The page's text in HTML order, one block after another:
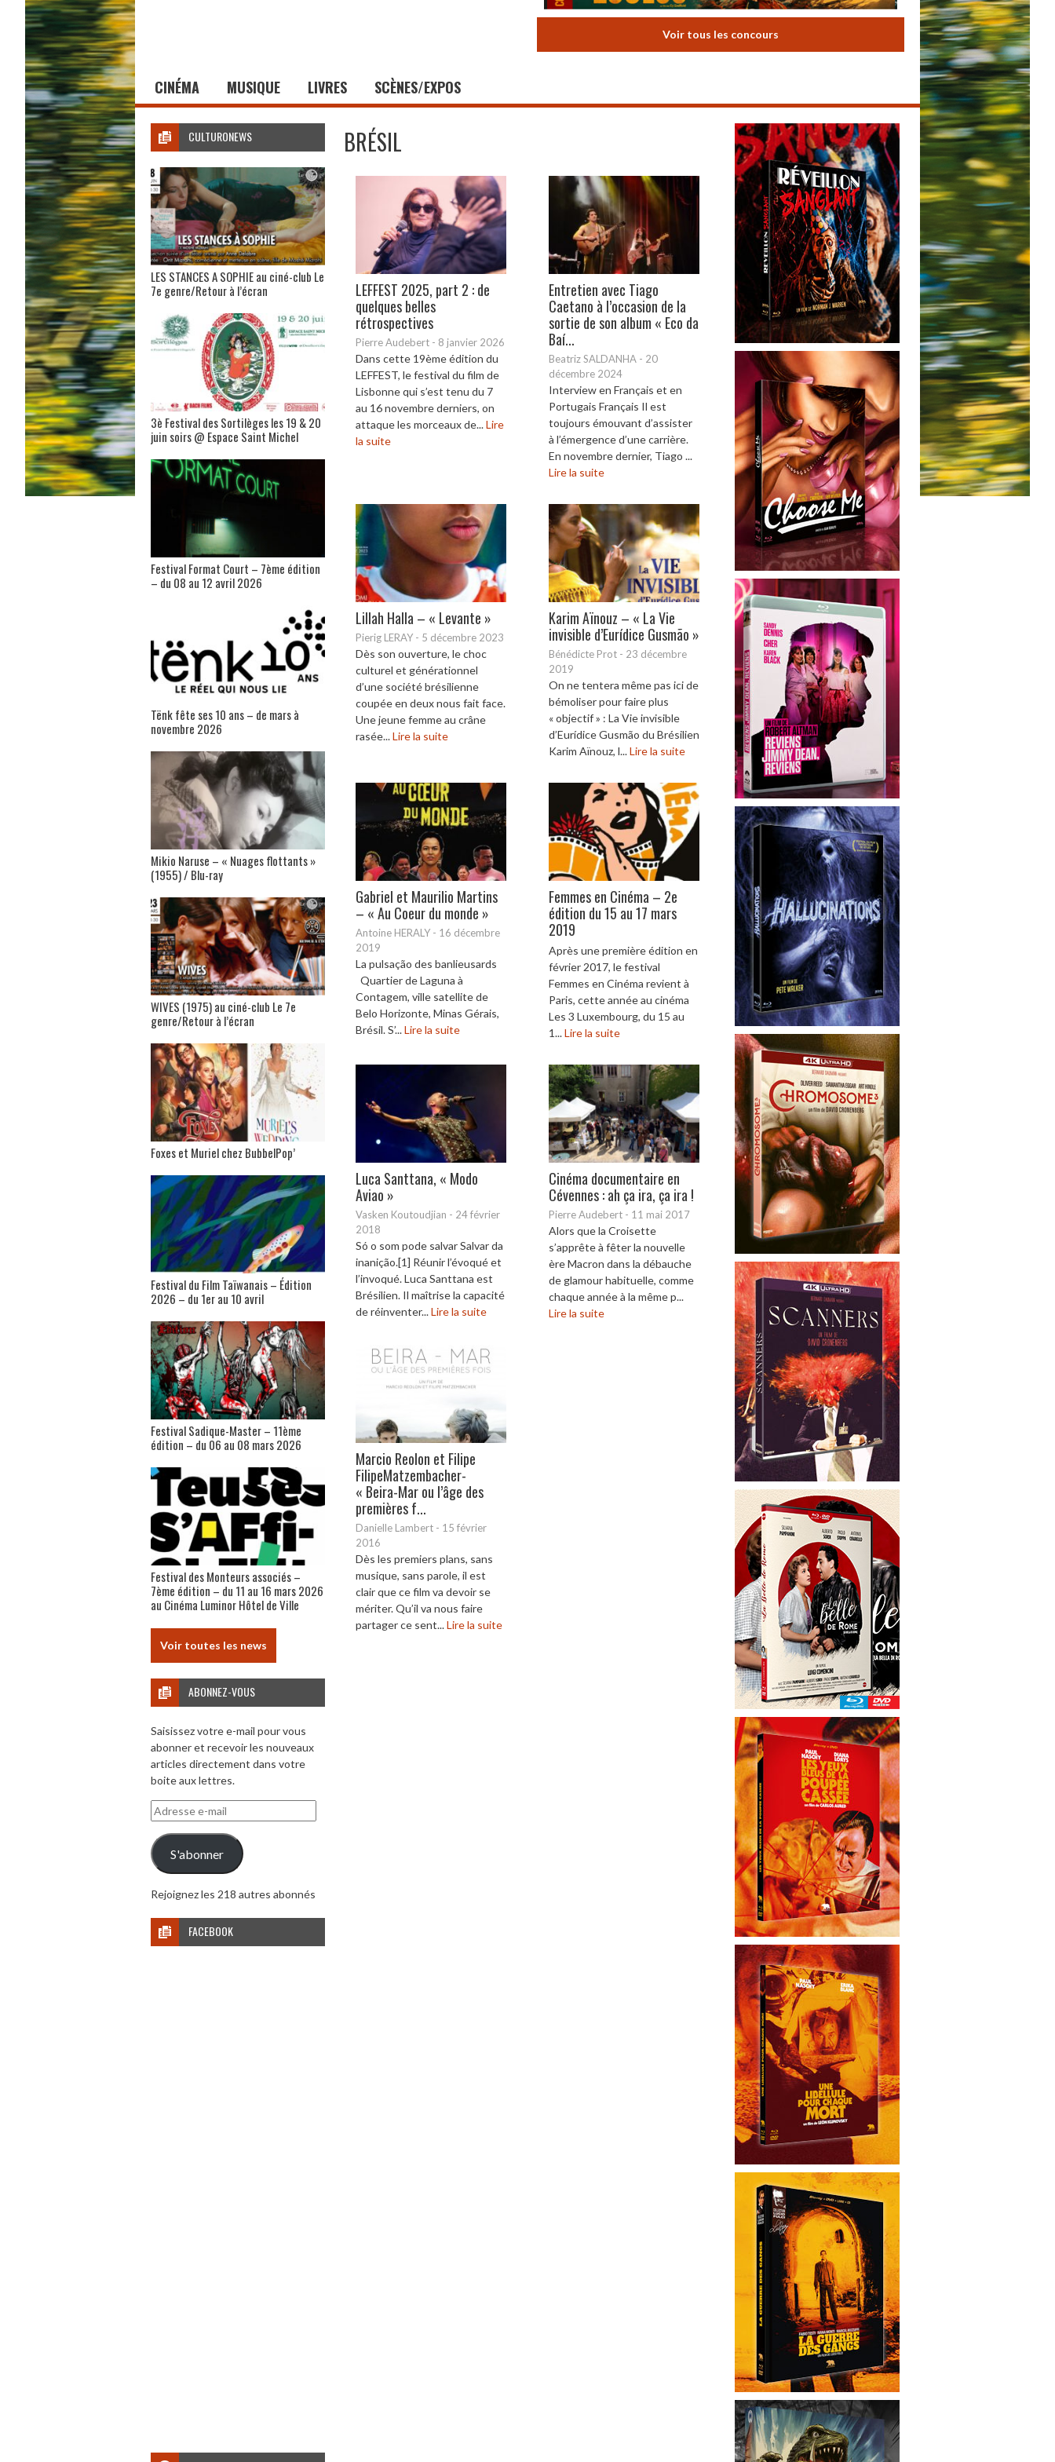
Voir tous les concours
CINÉMA MUSIQUE LIVRES SCÈNES/EXPOS
BRÉSIL
LEFFEST 2025, part 2 : de
quelques belles
rétrospectives
Pierre Audebert - 8 janvier 2026
Dans cette 19ème édition du
LEFFEST, le festival du film de
Lisbonne qui s’est tenu du 7
au 16 novembre derniers, on
attaque les morceaux de...Lire
la suite
Entretien avec Tiago
Caetano à l’occasion de la
sortie de son album « Eco da
Baí...
Beatriz SALDANHA - 20
décembre 2024
Interview en Français et en
Portugais Français Il est
toujours émouvant d’assister
à l’émergence d’une carrière.
En novembre dernier, Tiago ...
Lire la suite
Lillah Halla – « Levante »
Pierig LERAY - 5 décembre 2023
Dès son ouverture, le choc
culturel et générationnel
d’une société brésilienne
coupée en deux nous fait face.
Une jeune femme au crâne
rasée...Lire la suite
Karim Aïnouz – « La Vie
invisible d’Eurídice Gusmão »
Bénédicte Prot - 23 décembre
2019
On ne tentera même pas ici de
bémoliser pour faire plus
« objectif » : La Vie invisible
d’Eurídice Gusmão du Brésilien
Karim Aïnouz, l...Lire la suite
Gabriel et Maurilio Martins
– « Au Coeur du monde »
Antoine HERALY - 16 décembre
2019
La pulsação des banlieusards
Quartier de Laguna à
Contagem, ville satellite de
Belo Horizonte, Minas Gérais,
Brésil. S’...Lire la suite
Femmes en Cinéma – 2e
édition du 15 au 17 mars
2019
Après une première édition en
février 2017, le festival
Femmes en Cinéma revient à
Paris, cette année au cinéma
Les 3 Luxembourg, du 15 au
1...Lire la suite
Luca Santtana, « Modo
Aviao »
Vasken Koutoudjian - 24 février
2018
Só o som pode salvar Salvar da
inanição.[1] Réunir l’évoqué et
l’invoqué. Luca Santtana est
Brésilien. Il maîtrise la capacité
de réinventer...Lire la suite
Cinéma documentaire en
Cévennes : ah ça ira, ça ira !
Pierre Audebert - 11 mai 2017
Alors que la Croisette
s’apprête à fêter la nouvelle
ère Macron dans la débauche
de glamour habituelle, comme
chaque année à la même p...
Lire la suite
Marcio Reolon et Filipe
FilipeMatzembacher-
« Beira-Mar ou l’âge des
premières f...
Danielle Lambert - 15 février
2016
Dès les premiers plans, sans
musique, sans parole, il est
clair que ce film va devoir se
mériter. Qu’il va nous faire
partager ce sent...Lire la suite
CULTURONEWS
LES STANCES A SOPHIE au ciné-club Le
7e genre/Retour à l’écran
3è Festival des Sortilèges les 19 & 20
juin soirs @ Espace Saint Michel
Festival Format Court – 7ème édition
– du 08 au 12 avril 2026
Tënk fête ses 10 ans – de mars à
novembre 2026
Mikio Naruse – « Nuages flottants »
(1955) / Blu-ray
WIVES (1975) au ciné-club Le 7e
genre/Retour à l’écran
Foxes et Muriel chez BubbelPop’
Festival du Film Taïwanais – Édition
2026 – du 1er au 10 avril
Festival Sadique-Master – 11ème
édition – du 06 au 08 mars 2026
Festival des Monteurs associés –
7ème édition – du 11 au 16 mars 2026
au Cinéma Luminor Hôtel de Ville
Voir toutes les news
ABONNEZ-VOUS
Saisissez votre e-mail pour vous
abonner et recevoir les nouveaux
articles directement dans votre
boite aux lettres.
Adresse
e-
mail
S'abonner
Rejoignez les 218 autres abonnés
FACEBOOK